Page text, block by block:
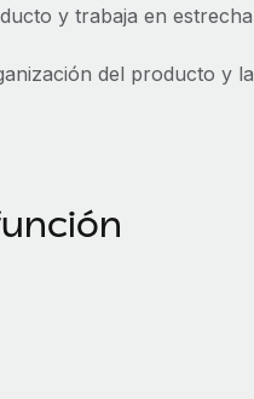
y trabaja en estrecha
del producto y la